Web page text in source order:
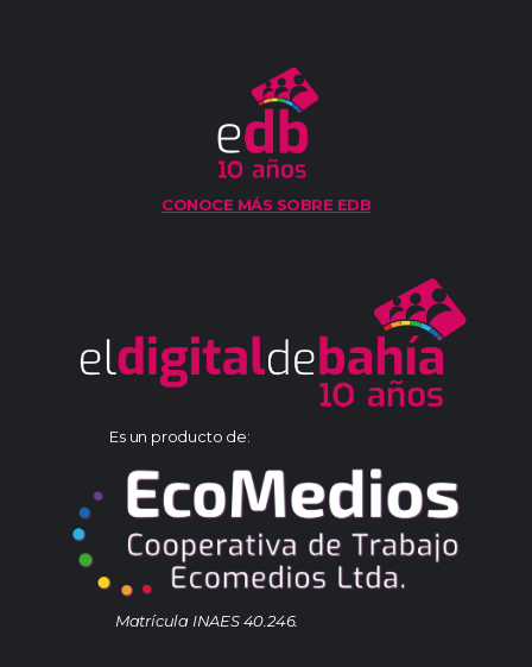
CONOCE MÁS SOBRE EDB
Es un producto de:
Matrícula INAES 40.246.